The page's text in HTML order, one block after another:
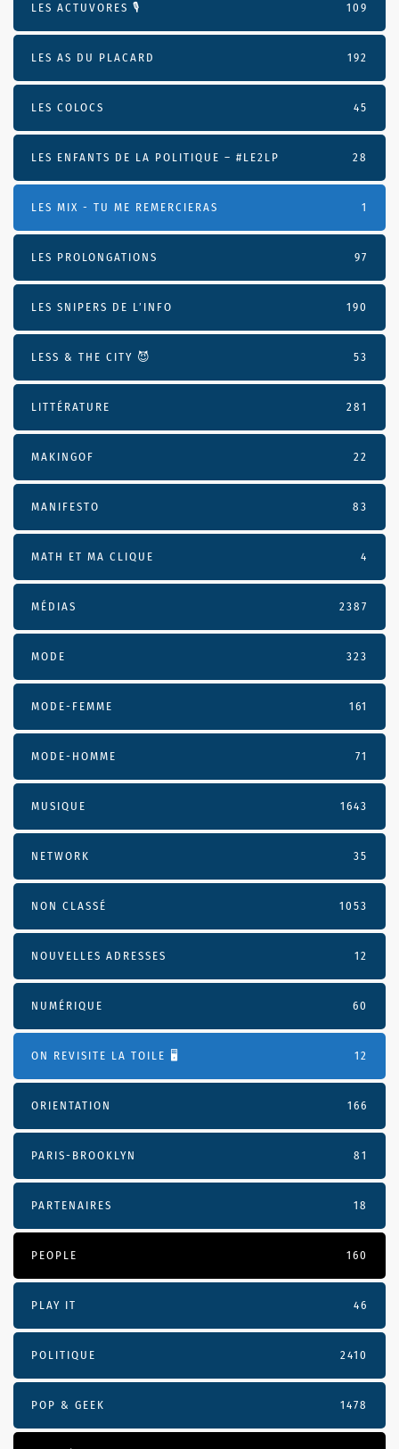
LES ACTUVORES 🎙 109
LES AS DU PLACARD 192
LES COLOCS 45
LES ENFANTS DE LA POLITIQUE – #LE2LP 28
LES MIX - TU ME REMERCIERAS 1
LES PROLONGATIONS 97
LES SNIPERS DE L’INFO 190
LESS & THE CITY 😈 53
LITTÉRATURE 281
MAKINGOF 22
MANIFESTO 83
MATH ET MA CLIQUE 4
MÉDIAS 2387
MODE 323
MODE-FEMME 161
MODE-HOMME 71
MUSIQUE 1643
NETWORK 35
NON CLASSÉ 1053
NOUVELLES ADRESSES 12
NUMÉRIQUE 60
ON REVISITE LA TOILE 🖥️ 12
ORIENTATION 166
PARIS-BROOKLYN 81
PARTENAIRES 18
PEOPLE 160
PLAY IT 46
POLITIQUE 2410
POP & GEEK 1478